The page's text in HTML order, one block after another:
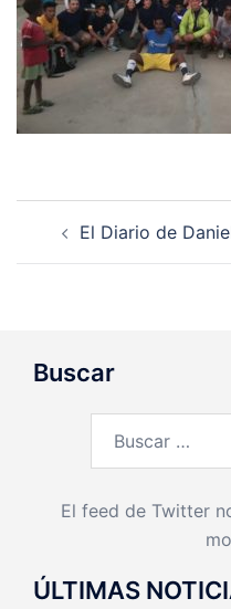
El Diario de
Buscar
El feed de Twitter
ÚLTIMAS